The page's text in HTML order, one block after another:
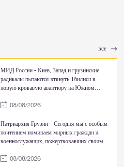
все
МИД России - Киев, Запад и грузинские
радикалы пытаются втянуть Тбилиси в
новую кровавую авантюру на Южном
08/08/2026
Патриархия Грузии – Сегодня мы с особым
почтением поминаем мирных граждан и
военнослужащих, пожертвовавших своими
08/08/2026